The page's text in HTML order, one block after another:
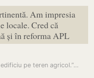
Am impresia
locale. Cred că
și în reforma APL
pe teren agricol.”…